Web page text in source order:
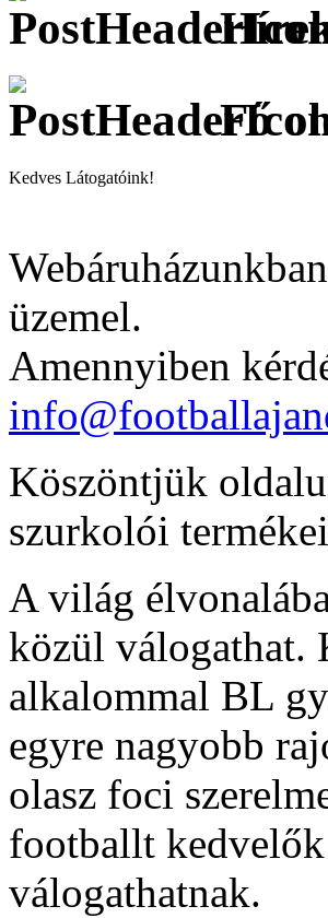
Fő
Kedves Látogatóink!
üzemel.
Amennyiben
Köszöntjük
szurkolói
A világ
közül válogathat.
alkalommal BL
egyre nagyobb
olasz foci
footballt
válogathatnak.